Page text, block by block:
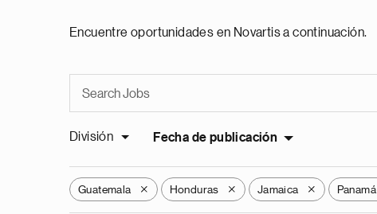
Encuentre oportunidades en Novartis a continuación.
División Fecha de publicación
Guatemala X Honduras X Jamaica X Panamá